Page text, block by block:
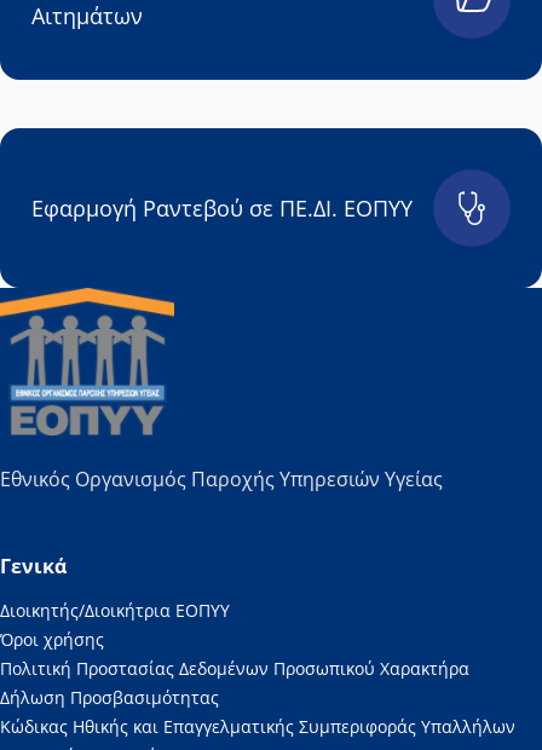
Αιτημάτων
Εφαρμογή Ραντεβού σε ΠΕ.ΔΙ. ΕΟΠΥΥ
Εθνικός Οργανισμός Παροχής Υπηρεσιών Υγείας
Γενικά
Διοικητής/Διοικήτρια ΕΟΠΥΥ
Όροι χρήσης
Πολιτική Προστασίας Δεδομένων Προσωπικού Χαρακτήρα
Δήλωση Προσβασιμότητας
Κώδικας Ηθικής και Επαγγελματικής Συμπεριφοράς Υπαλλήλων